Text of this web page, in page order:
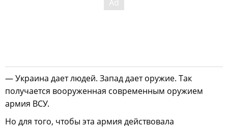
— Украина дает людей. Запад дает оружие. Так
получается вооруженная современным оружием
армия ВСУ.
Но для того, чтобы эта армия действовала